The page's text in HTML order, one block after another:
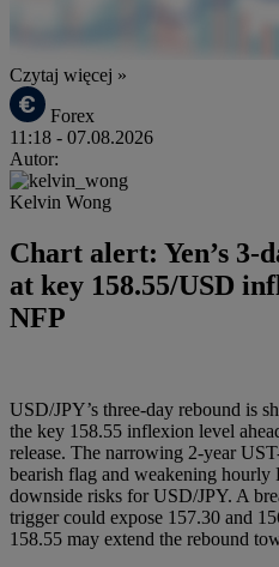
Czytaj więcej »
Forex
11:18 - 07.08.2026
Autor:
Kelvin Wong
Chart alert: Yen’s 3-
at key 158.55/USD
NFP
USD/JPY’s three-day rebound is
the key 158.55 inflexion level
release. The narrowing 2-year
bearish flag and weakening hourly
downside risks for USD/JPY. A
trigger could expose 157.30 and
158.55 may extend the rebound